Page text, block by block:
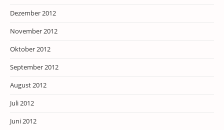
Dezember 2012
November 2012
Oktober 2012
September 2012
August 2012
Juli 2012
Juni 2012